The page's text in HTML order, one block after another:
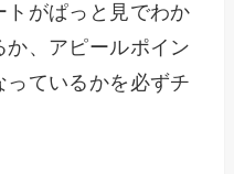
がぱっと見でわか
か、アピールポイン
っているかを必ずチ